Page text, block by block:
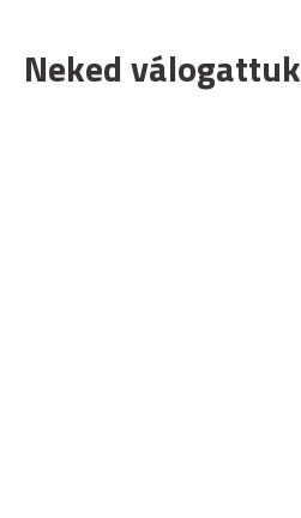
Neked válogattuk